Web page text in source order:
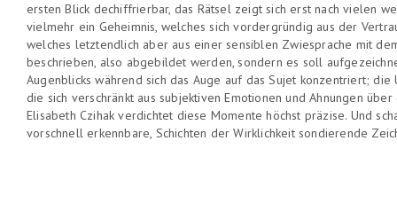
ersten Blick dechiffrierbar, das Rätsel zeigt sich erst nach vielen
vielmehr ein Geheimnis, welches sich vordergründig aus der
welches letztendlich aber aus einer sensiblen Zwiesprache mit
beschrieben, also abgebildet werden, sondern es soll
Augenblicks während sich das Auge auf das Sujet konzentriert;
die sich verschränkt aus subjektiven Emotionen und Ahnungen
Elisabeth Czihak verdichtet diese Momente höchst präzise. Und
vorschnell erkennbare, Schichten der Wirklichkeit sondierende